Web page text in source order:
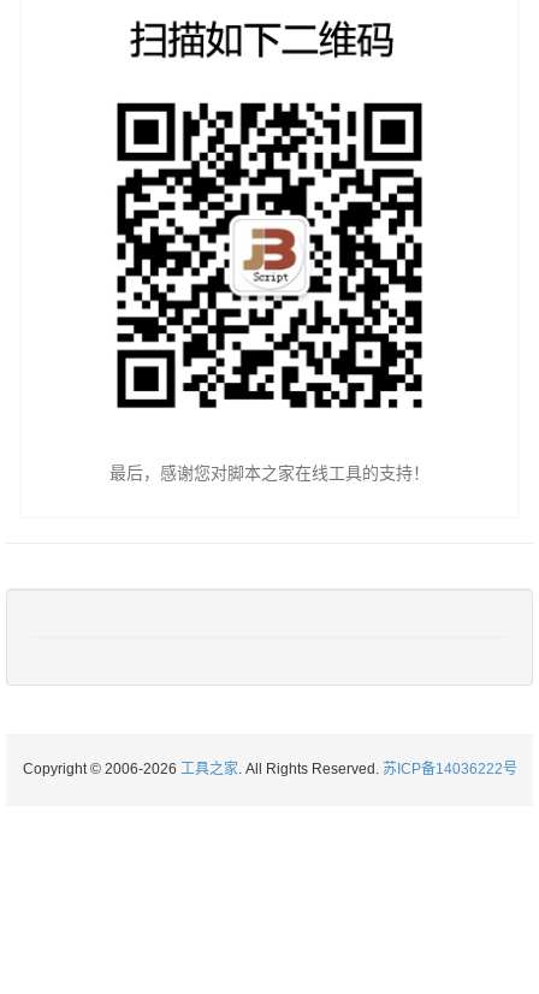
最后，感谢您对脚本之家在线工具的支持！
Copyright © 2006-2026 工具之家. All Rights Reserved. 苏ICP备14036222号